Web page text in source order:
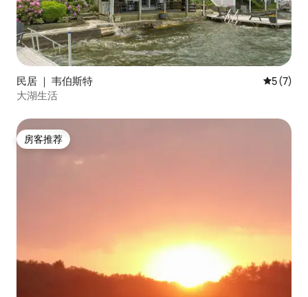
民居 ｜ 韦伯斯特 平均评分
5 (7)
大湖生活
房客推荐
房客推荐